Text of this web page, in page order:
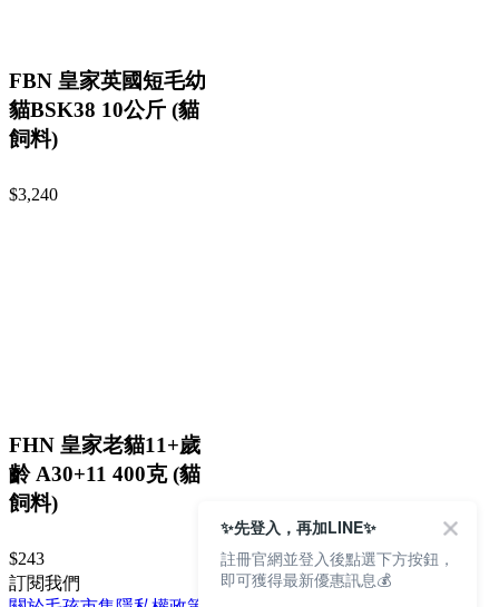
FBN 皇家英國短毛幼
貓BSK38 10公斤 (貓
飼料)
$3,240
FHN 皇家老貓11+歲
齡 A30+11 400克 (貓
飼料)
$243
訂閱我們
✨先登入，再加LINE✨
註冊官網並登入後點選下方按鈕，
即可獲得最新優惠訊息💰